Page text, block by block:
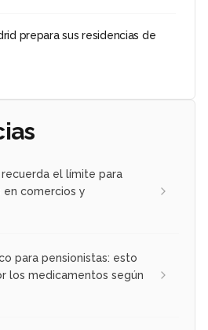
prepara sus residencias de
recuerda el límite para
en comercios y
para pensionistas: esto
los medicamentos según